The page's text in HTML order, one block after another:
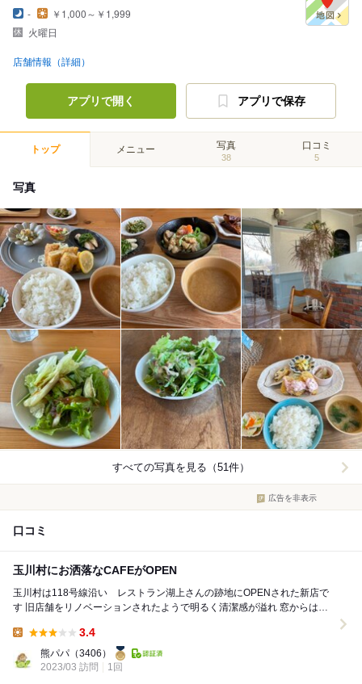
-
￥1,000～￥1,999
火曜日
店舗情報（詳細）
アプリで開く アプリで保存
トップ メニュー 写真
38
口コミ
5
写真
すべての写真を見る（51件）
広告を非表示
口コミ
玉川村にお洒落なCAFEがOPEN
玉川村は118号線沿い レストラン湖上さんの跡地にOPENされた新店で
す 旧店舗をリノベーションされたようで明るく清潔感が溢れ 窓からは店
3.4
熊パパ （3406）
2023/03 訪問
1回